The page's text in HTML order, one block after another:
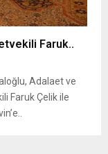
Faruk..
Adalaet ve
Faruk Çelik ile